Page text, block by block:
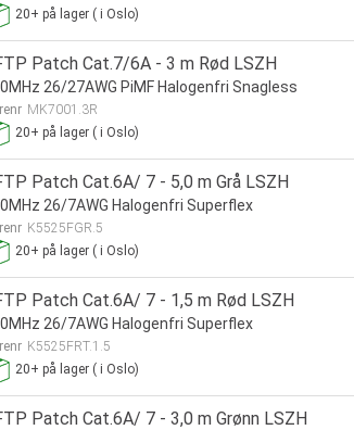
20+ på lager ( i Oslo)
Patch Cat.7/6A - 3 m Rød LSZH
26/27AWG PiMF Halogenfri Snagless
MK7001.3R
20+ på lager ( i Oslo)
Patch Cat.6A/ 7 - 5,0 m Grå LSZH
26/7AWG Halogenfri Superflex
K5525FGR.5
20+ på lager ( i Oslo)
Patch Cat.6A/ 7 - 1,5 m Rød LSZH
26/7AWG Halogenfri Superflex
K5525FRT.1.5
20+ på lager ( i Oslo)
Patch Cat.6A/ 7 - 3,0 m Grønn LSZH